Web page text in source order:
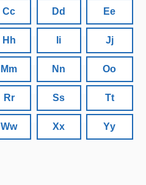
Cc Dd Ee
Hh Ii Jj
Mm Nn Oo
Rr Ss Tt
Ww Xx Yy